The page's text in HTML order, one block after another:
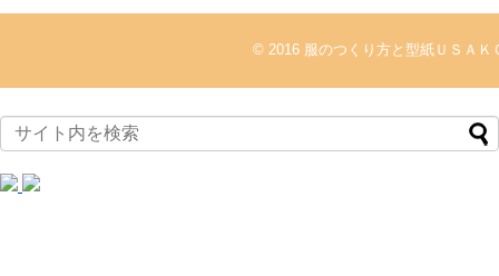
© 2016 服のつくり方と型紙ＵＳＡＫ